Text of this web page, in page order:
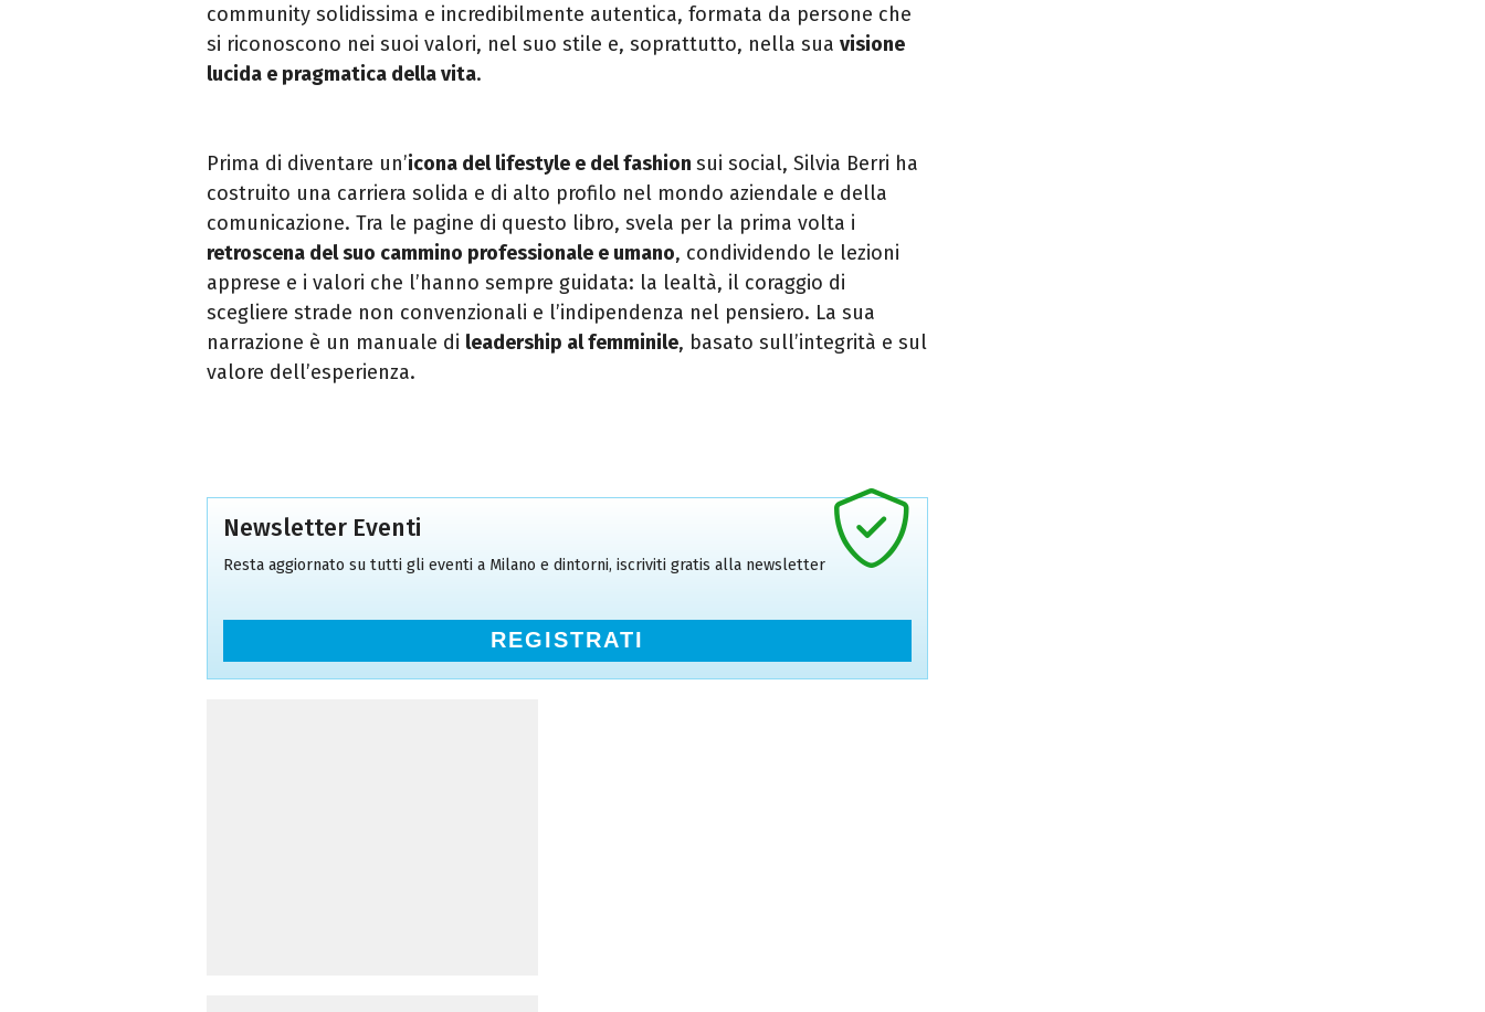
community solidissima e incredibilmente autentica, formata da persone che
si riconoscono nei suoi valori, nel suo stile e, soprattutto, nella sua visione
lucida e pragmatica della vita.
Prima di diventare un’icona del lifestyle e del fashion sui social, Silvia Berri ha
costruito una carriera solida e di alto profilo nel mondo aziendale e della
comunicazione. Tra le pagine di questo libro, svela per la prima volta i
retroscena del suo cammino professionale e umano, condividendo le lezioni
apprese e i valori che l’hanno sempre guidata: la lealtà, il coraggio di
scegliere strade non convenzionali e l’indipendenza nel pensiero. La sua
narrazione è un manuale di leadership al femminile, basato sull’integrità e sul
valore dell’esperienza.
Newsletter Eventi
Resta aggiornato su tutti gli eventi a Milano e dintorni, iscriviti gratis alla newsletter
REGISTRATI